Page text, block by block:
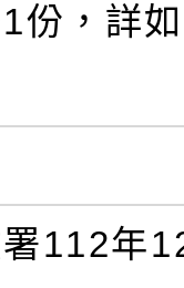
份，詳
112年